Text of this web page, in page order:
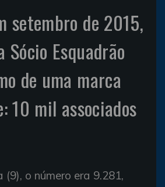
setembro de 2015,
Sócio Esquadrão
de uma marca
10 mil associados
o número era 9.281,